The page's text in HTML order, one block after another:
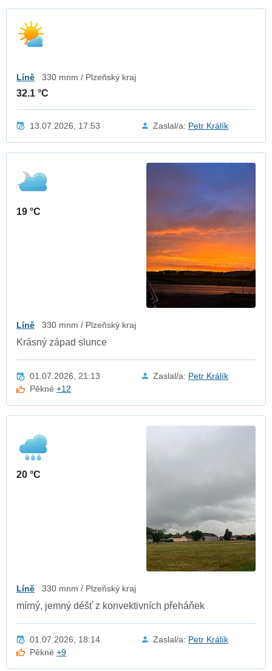
Líně 330 mnm / Plzeňský kraj
32.1 °C
13.07.2026, 17:53 Zaslal/a: Petr Králík
19 °C
Líně 330 mnm / Plzeňský kraj
Krásný západ slunce
01.07.2026, 21:13 Zaslal/a: Petr Králík
Pěkné+12
20 °C
Líně 330 mnm / Plzeňský kraj
mírný, jemný déšť z konvektivních přeháňek
01.07.2026, 18:14 Zaslal/a: Petr Králík
Pěkné+9